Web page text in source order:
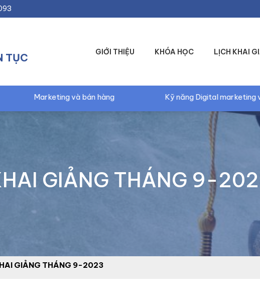
TỤC GIỚI THIỆU KHÓA HỌC LỊCH KHAI
Kỹ năng Digital marketing và Quảng cáo bán hàng
GIẢNG THÁNG 9-
GIẢNG THÁNG 9-2023